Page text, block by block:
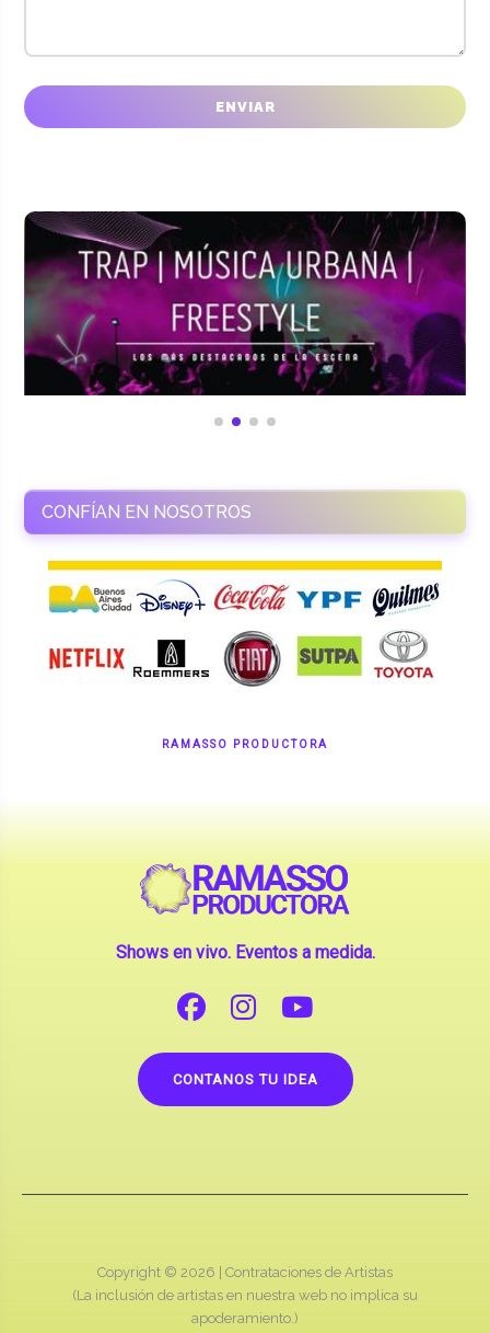
CONFÍAN EN NOSOTROS
RAMASSO PRODUCTORA
Shows en vivo. Eventos a medida.
CONTANOS TU IDEA
Copyright © 2026 | Contrataciones de Artistas
(La inclusión de artistas en nuestra web no implica su
apoderamiento.)